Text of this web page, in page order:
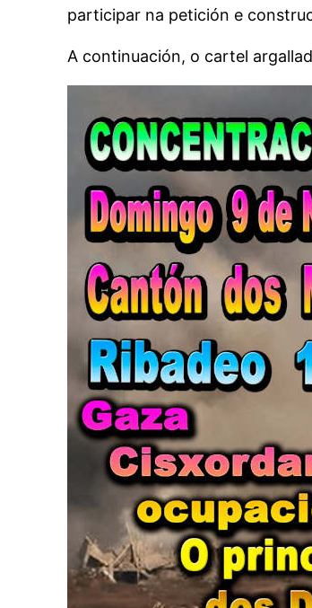
participar na petición e
A continuación, o cartel